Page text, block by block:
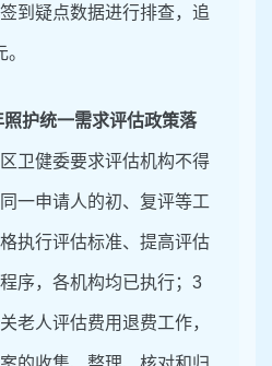
到疑点数据进行排查，追
照护统一需求评估政策落
区卫健委要求评估机构不得
一申请人的初、复评等工
执行评估标准、提高评估
序，各机构均已执行； 3
老人评估费用退费工作，